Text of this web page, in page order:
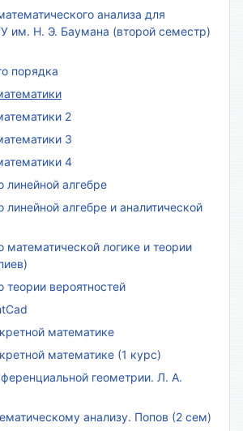
анализа для
им. Н. Э. Баумана (второй семестр)
порядка
2
3
4
линейной алгебре
линейной алгебре и аналитической
математической логике и теории
теории вероятностей
математике
математике (1 курс)
геометрии. Л. А.
анализу. Попов (2 сем)